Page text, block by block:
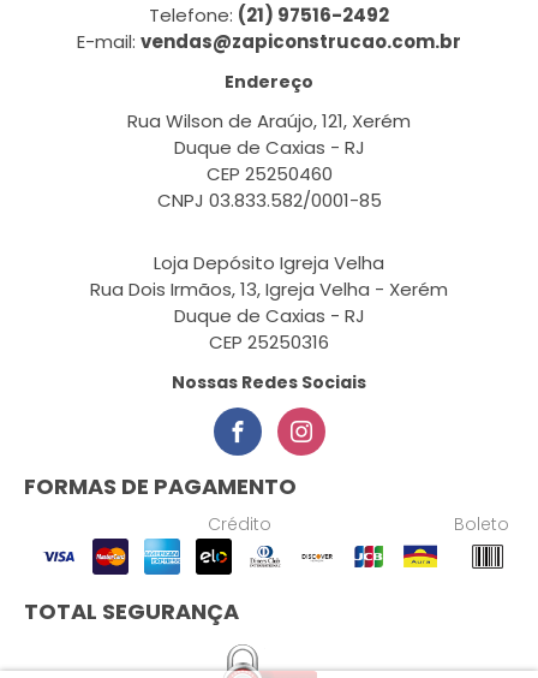
Telefone: (21) 97516-2492
E-mail: vendas@zapiconstrucao.com.br
Endereço
Rua Wilson de Araújo, 121, Xerém
Duque de Caxias - RJ
CEP 25250460
CNPJ 03.833.582/0001-85
Loja Depósito Igreja Velha
Rua Dois Irmãos, 13, Igreja Velha - Xerém
Duque de Caxias - RJ
CEP 25250316
Nossas Redes Sociais
FORMAS DE PAGAMENTO
Crédito Boleto
TOTAL SEGURANÇA